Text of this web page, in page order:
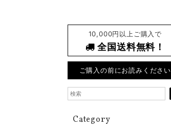
10,000円以上ご購入で
全国送料無料！
ご購入の前にお読みください
Category